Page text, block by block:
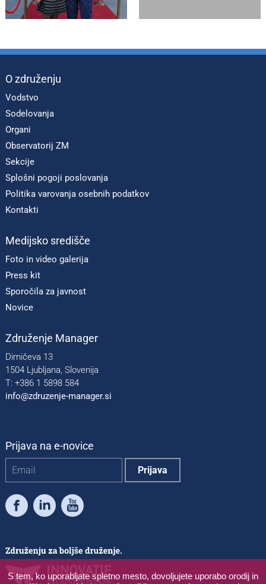
S tem, ko uporabljate spletno mesto, dovoljujete uporabo orodij in
O združenju
Vodstvo
Sodelovanja
Organi
Observatorij ZM
Sekcije
Splošni pogoji poslovanja
Politika varovanja osebnih podatkov
Kontakti
Medijsko središče
Foto in video galerija
Press kit
Sporočila za javnost
Novice
Združenje Manager
Dimičeva 13
1504 Ljubljana, Slovenija
T: +386 1 5898 584
info@zdruzenje-manager.si
Prijava na e-novice
FacebookLinkedInYoutube